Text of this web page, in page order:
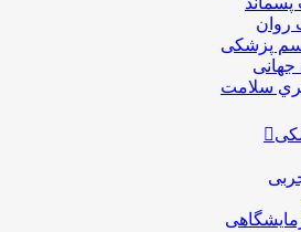
روان
پزشکی
سلامت